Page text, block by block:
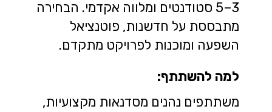
3–5 סטודנטים ומלווה אקדמי. הבחירה
מתבססת על חדשנות, פוטנציאל
השפעה ומוכנות לפרויקט מתקדם.
למה להשתתף:
משתתפים נהנים מסדנאות מקצועיות,